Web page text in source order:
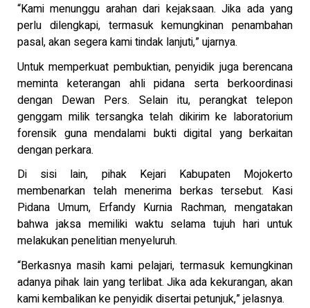
“Kami menunggu arahan dari kejaksaan. Jika ada yang
perlu dilengkapi, termasuk kemungkinan penambahan
pasal, akan segera kami tindak lanjuti,” ujarnya.
Untuk memperkuat pembuktian, penyidik juga berencana
meminta keterangan ahli pidana serta berkoordinasi
dengan Dewan Pers. Selain itu, perangkat telepon
genggam milik tersangka telah dikirim ke laboratorium
forensik guna mendalami bukti digital yang berkaitan
dengan perkara.
Di sisi lain, pihak Kejari Kabupaten Mojokerto
membenarkan telah menerima berkas tersebut. Kasi
Pidana Umum, Erfandy Kurnia Rachman, mengatakan
bahwa jaksa memiliki waktu selama tujuh hari untuk
melakukan penelitian menyeluruh.
“Berkasnya masih kami pelajari, termasuk kemungkinan
adanya pihak lain yang terlibat. Jika ada kekurangan, akan
kami kembalikan ke penyidik disertai petunjuk,” jelasnya.